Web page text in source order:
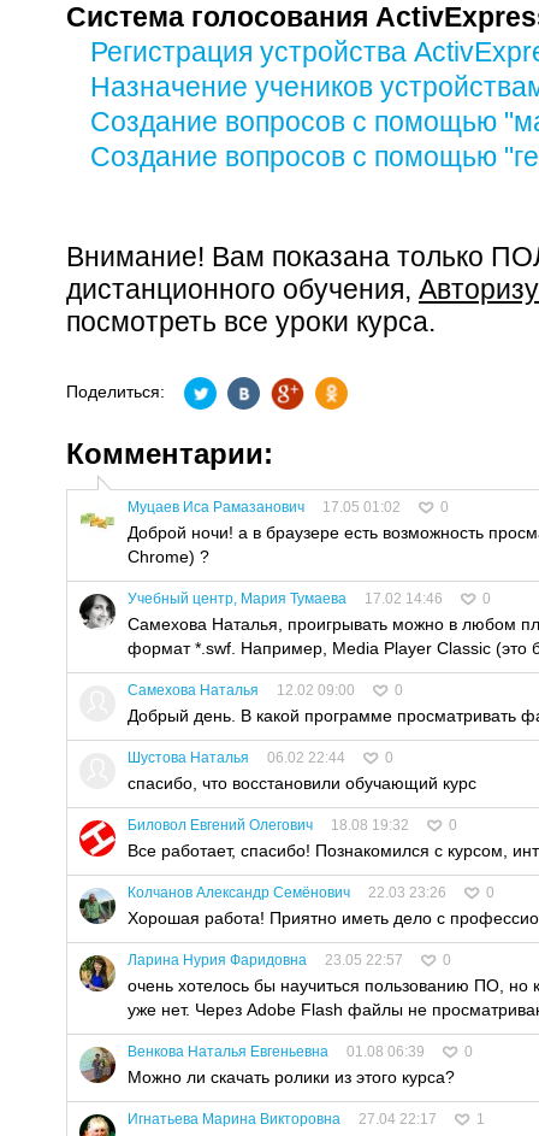
Система голосования
Регистрация устройства
Назначение учеников
Создание вопросов с помощью
Создание вопросов с помощью
Внимание! Вам показана только
дистанционного обучения,
посмотреть все уроки курса.
Поделиться:
Комментарии:
Муцаев Иса Рамазанович 17.05 01:02 0
Доброй ночи! а в браузере есть возможность
Chrome) ?
Учебный центр, Мария Тумаева 17.02 14:46 0
Самехова Наталья, проигрывать можно в любом
формат *.swf. Например, Media Player Classic (это
Самехова Наталья 12.02 09:00 0
Добрый день. В какой программе просматривать
Шустова Наталья 06.02 22:44 0
спасибо, что восстановили обучающий курс
Биловол Евгений Олегович 18.08 19:32 0
Все работает, спасибо! Познакомился с курсом,
Колчанов Александр Семёнович 22.03 23:26 0
Хорошая работа! Приятно иметь дело с
Ларина Нурия Фаридовна 23.05 22:57 0
очень хотелось бы научиться пользованию ПО, но
уже нет. Через Adobe Flash файлы не
Венкова Наталья Евгеньевна 01.08 06:39 0
Можно ли скачать ролики из этого курса?
Игнатьева Марина Викторовна 27.04 22:17 1